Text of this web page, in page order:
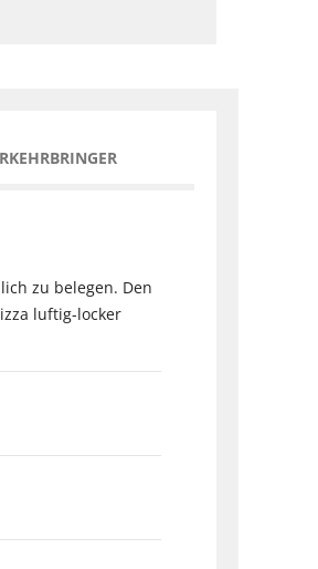
zu belegen. Den
luftig-locker